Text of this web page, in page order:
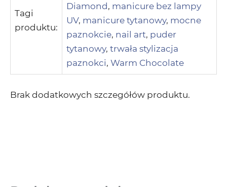
Tagi
produktu:
Diamond , manicure bez lampy
UV, manicure tytanowy, mocne
paznokcie, nail art, puder
tytanowy, trwała stylizacja
paznokci, Warm Chocolate
Brak dodatkowych szczegółów produktu.